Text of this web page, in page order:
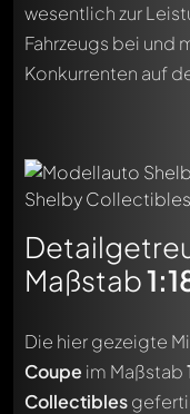
wesentlich zur
Fahrzeugs bei und
Konkurrenten auf
Maßstab
Die hier gezeigte
Coupe im Maßstab
Collectibles